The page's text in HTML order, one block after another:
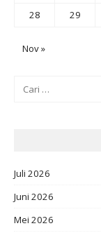
28
29
Nov »
Juli 2026
Juni 2026
Mei 2026